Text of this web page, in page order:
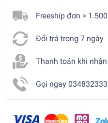
Freeship đơn >
Đổi trả trong 7 ngày
Thanh toán khi
Gọi ngay